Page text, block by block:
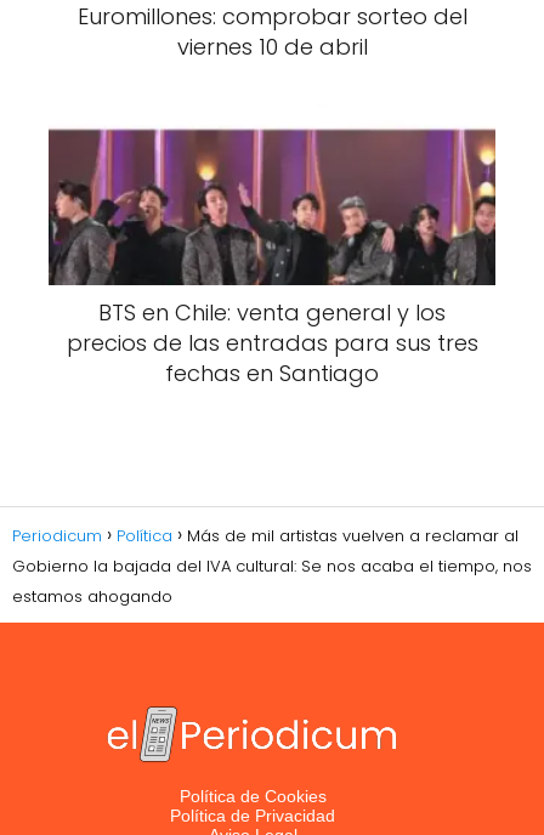
Euromillones: comprobar sorteo del
viernes 10 de abril
BTS en Chile: venta general y los
precios de las entradas para sus tres
fechas en Santiago
Periodicum Política
Más de mil artistas vuelven a reclamar al
Gobierno la bajada del IVA cultural: Se nos acaba el tiempo, nos
estamos ahogando
Política de Cookies
Política de Privacidad